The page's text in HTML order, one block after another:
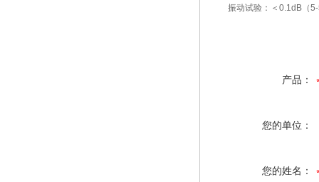
振动试验：＜0.1dB（5-
产品：
您的单位：
您的姓名：